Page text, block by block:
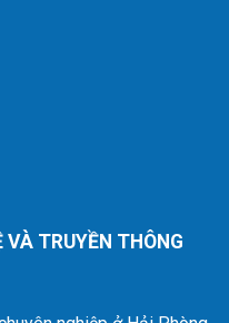
VÀ TRUYỀN THÔNG